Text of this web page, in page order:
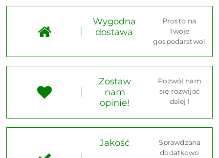
Wygodna
dostawa
Prosto na
Twoje
gospodarstwo!
Zostaw
nam
opinie!
Pozwól nam
się rozwijać
dalej !
Jakość
Sprawdzana
dodatkowo